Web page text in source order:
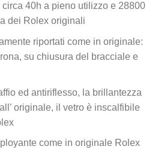
40h a pieno utilizzo e 28800
dei Rolex originali
riportati come in originale:
su chiusura del bracciale e
ed antiriflesso, la brillantezza
originale, il vetro è inscalfibile
come in originale Rolex